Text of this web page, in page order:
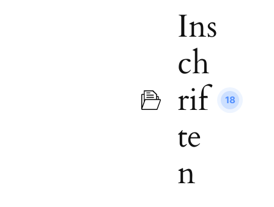
Ins
ch
rif
te
n
18